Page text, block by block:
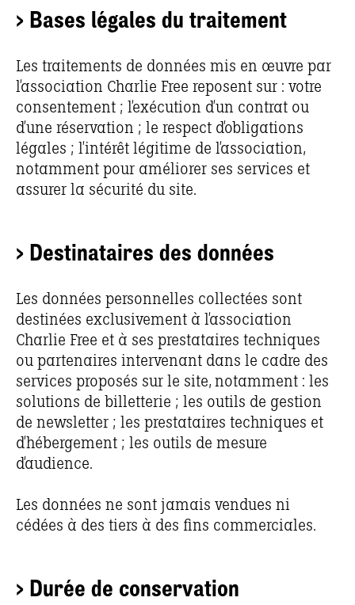
> Bases légales du traitement
Les traitements de données mis en œuvre par
l’association Charlie Free reposent sur : votre
consentement ; l’exécution d’un contrat ou
d’une réservation ; le respect d’obligations
légales ; l’intérêt légitime de l’association,
notamment pour améliorer ses services et
assurer la sécurité du site.
> Destinataires des données
Les données personnelles collectées sont
destinées exclusivement à l’association
Charlie Free et à ses prestataires techniques
ou partenaires intervenant dans le cadre des
services proposés sur le site, notamment : les
solutions de billetterie ; les outils de gestion
de newsletter ; les prestataires techniques et
d’hébergement ; les outils de mesure
d’audience.
Les données ne sont jamais vendues ni
cédées à des tiers à des fins commerciales.
> Durée de conservation